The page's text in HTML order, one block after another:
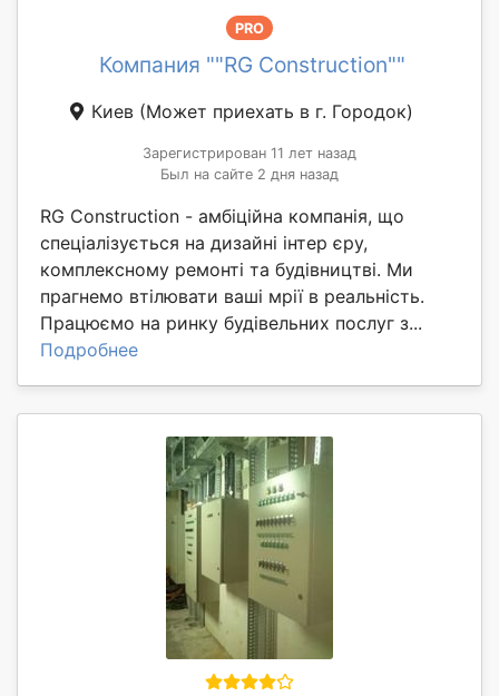
PRO
Компания ""RG Construction""
Киев (Может приехать в г. Городок)
Зарегистрирован 11 лет назад
Был на сайте 2 дня назад
RG Construction - амбіційна компанія, що
спеціалізується на дизайні інтер єру,
комплексному ремонті та будівництві. Ми
прагнемо втілювати ваші мрії в реальність.
Працюємо на ринку будівельних послуг з...
Подробнее